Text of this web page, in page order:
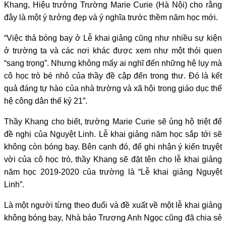
Khang, Hiệu trưởng Trường Marie Curie (Hà Nội) cho rằng
đây là một ý tưởng đẹp và ý nghĩa trước thềm năm học mới.
“Việc thả bóng bay ở Lễ khai giảng cũng như nhiều sự kiện
ở trường ta và các nơi khác được xem như một thói quen
“sang trọng”. Nhưng không mấy ai nghĩ đến những hệ lụy mà
cô học trò bé nhỏ của thầy đề cập đến trong thư. Đó là kết
quả đáng tự hào của nhà trường và xã hội trong giáo dục thế
hệ công dân thế kỷ 21”.
Thầy Khang cho biết, trường Marie Curie sẽ ủng hộ triệt để
đề nghị của Nguyệt Linh. Lễ khai giảng năm học sắp tới sẽ
không còn bóng bay. Bên cạnh đó, để ghi nhận ý kiến truyệt
vời của cô học trò, thầy Khang sẽ đặt tên cho lễ khai giảng
năm học 2019-2020 của trường là “Lễ khai giảng Nguyệt
Linh”.
Là một người từng theo đuổi và đề xuất về một lễ khai giảng
không bóng bay, Nhà báo Trương Anh Ngọc cũng đã chia sẻ